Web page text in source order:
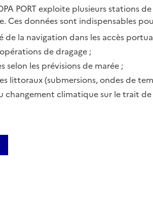
PORT exploite plusieurs stations
Ces données sont indispensables
de la navigation dans les accès
de dragage ;
selon les prévisions de marée ;
littoraux (submersions, ondes de
changement climatique sur le trait